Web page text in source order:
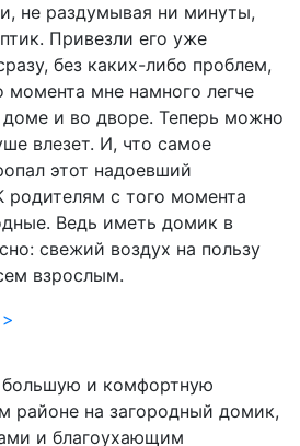
не раздумывая ни минуты,
Привезли его уже
без каких-либо проблем,
момента мне намного легче
доме и во дворе. Теперь можно
влезет. И, что самое
этот надоевший
родителям с того момента
Ведь иметь домик в
свежий воздух на пользу
взрослым.
и комфортную
районе на загородный домик,
и благоухающим